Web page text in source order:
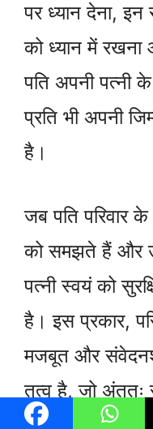
पर ध्यान देना, इन
को ध्यान में
पति अपनी पत्नी
प्रति भी अपनी
है।
जब पति परिवार
को समझते हैं और
पत्नी स्वयं को
है। इस प्रकार,
मजबूत और
तत्व है, जो अंततः